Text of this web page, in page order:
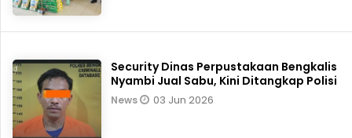
Security Dinas Perpustakaan Bengkalis
Nyambi Jual Sabu, Kini Ditangkap Polisi
News 03 Jun 2026